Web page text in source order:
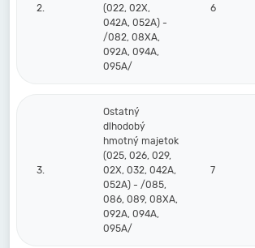
2.
(022, 02X,
042A, 052A) -
/082, 08XA,
092A, 094A,
095A/
6
3.
Ostatný
dlhodobý
hmotný majetok
(025, 026, 029,
02X, 032, 042A,
052A) - /085,
086, 089, 08XA,
092A, 094A,
095A/
7